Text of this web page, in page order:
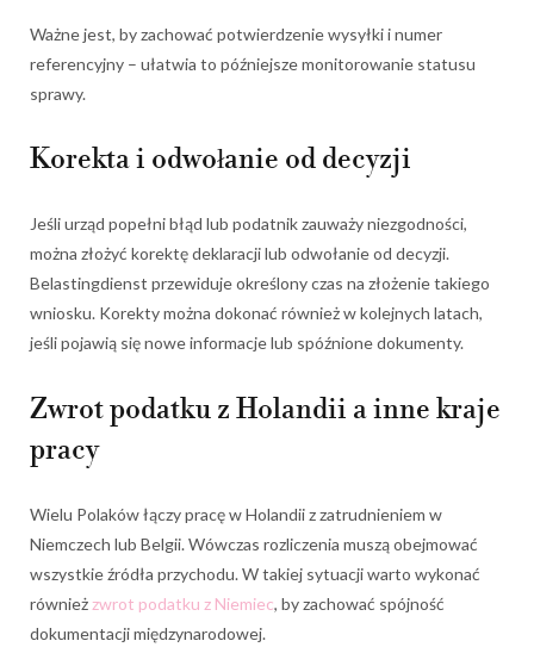
Ważne jest, by zachować potwierdzenie wysyłki i numer
referencyjny – ułatwia to późniejsze monitorowanie statusu
sprawy.
Korekta i odwołanie od decyzji
Jeśli urząd popełni błąd lub podatnik zauważy niezgodności,
można złożyć korektę deklaracji lub odwołanie od decyzji.
Belastingdienst przewiduje określony czas na złożenie takiego
wniosku. Korekty można dokonać również w kolejnych latach,
jeśli pojawią się nowe informacje lub spóźnione dokumenty.
Zwrot podatku z Holandii a inne kraje
pracy
Wielu Polaków łączy pracę w Holandii z zatrudnieniem w
Niemczech lub Belgii. Wówczas rozliczenia muszą obejmować
wszystkie źródła przychodu. W takiej sytuacji warto wykonać
również zwrot podatku z Niemiec, by zachować spójność
dokumentacji międzynarodowej.